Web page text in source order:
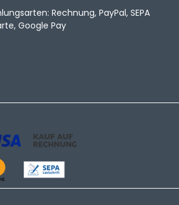
Rechnung, PayPal, SEPA
Google Pay